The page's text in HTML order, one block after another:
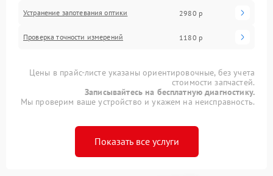
Устранение запотевания оптики 2980 р
Проверка точности измерений 1180 р
Цены в прайс-листе указаны ориентировочные, без учета
стоимости запчастей.
Записывайтесь на бесплатную диагностику.
Мы проверим ваше устройство и укажем на неисправность.
Показать все услуги